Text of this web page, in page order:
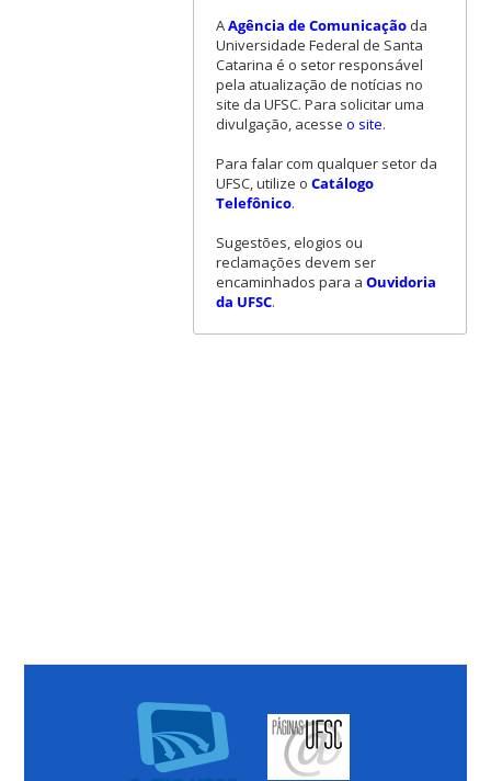
AAgência de Comunicaçãoda
Universidade Federal de Santa
Catarina é o setor responsável
pela atualização de notícias no
site da UFSC. Para solicitar uma
divulgação, acesse o site.
Para falar com qualquer setor da
UFSC, utilize o Catálogo
Telefônico.
Sugestões, elogios ou
reclamações devem ser
encaminhados para a Ouvidoria
da UFSC.